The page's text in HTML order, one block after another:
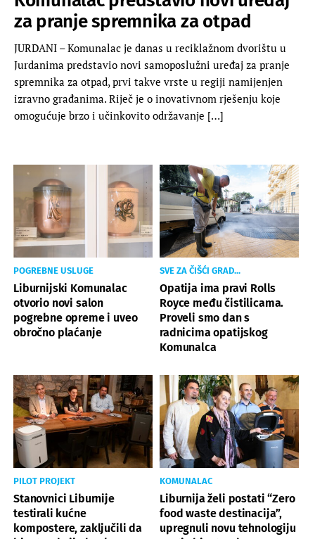
za pranje spremnika za otpad
JURDANI – Komunalac je danas u reciklažnom dvorištu u
Jurdanima predstavio novi samoposlužni uređaj za pranje
spremnika za otpad, prvi takve vrste u regiji namijenjen
izravno građanima. Riječ je o inovativnom rješenju koje
omogućuje brzo i učinkovito održavanje […]
POGREBNE USLUGE
Liburnijski Komunalac
otvorio novi salon
pogrebne opreme i uveo
obročno plaćanje
SVE ZA ČIŠĆI GRAD...
Opatija ima pravi Rolls
Royce među čistilicama.
Proveli smo dan s
radnicima opatijskog
Komunalca
PILOT PROJEKT
Stanovnici Liburnije
testirali kućne
kompostere, zaključili da
KOMUNALAC
Liburnija želi postati “Zero
food waste destinacija”,
upregnuli novu tehnologiju